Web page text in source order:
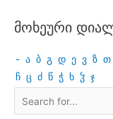
მოხეური
- ა ბ გ დ ე ვ ზ თ
ჩ ც ძ წ ჭ ხ ჴ ჯ